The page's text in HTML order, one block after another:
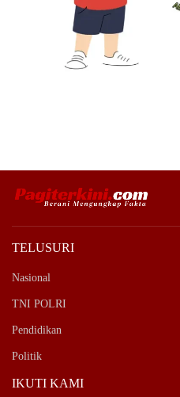
TELUSURI
Nasional
TNI POLRI
Pendidikan
Politik
IKUTI KAMI